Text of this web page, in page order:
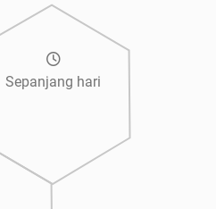
Sepanjang hari